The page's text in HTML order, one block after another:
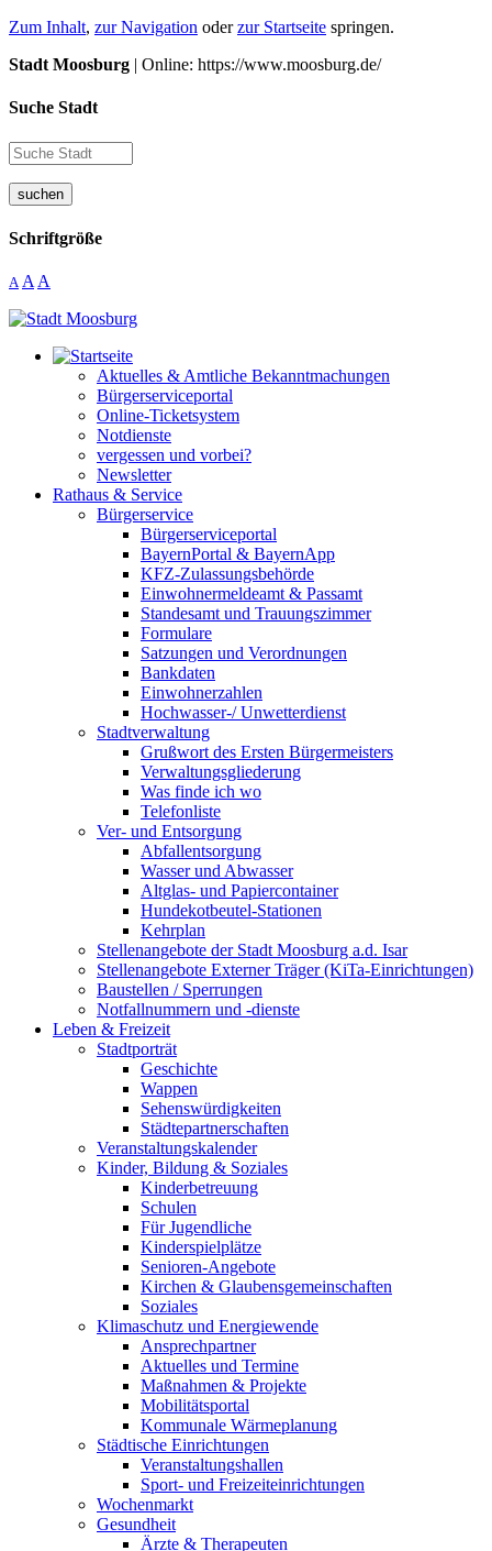
Zum Inhalt, zur Navigation oderzur Startseite springen.
Stadt Moosburg | Online: https://www.moosburg.de/
Suche Stadt
suchen
Schriftgröße
A A A
Aktuelles & Amtliche Bekanntmachungen
Bürgerserviceportal
Online-Ticketsystem
Notdienste
vergessen und vorbei?
Newsletter
Rathaus & Service
Bürgerservice
Bürgerserviceportal
BayernPortal & BayernApp
KFZ-Zulassungsbehörde
Einwohnermeldeamt & Passamt
Standesamt und Trauungszimmer
Formulare
Satzungen und Verordnungen
Bankdaten
Einwohnerzahlen
Hochwasser-/ Unwetterdienst
Stadtverwaltung
Grußwort des Ersten Bürgermeisters
Verwaltungsgliederung
Was finde ich wo
Telefonliste
Ver- und Entsorgung
Abfallentsorgung
Wasser und Abwasser
Altglas- und Papiercontainer
Hundekotbeutel-Stationen
Kehrplan
Stellenangebote der Stadt Moosburg a.d. Isar
Stellenangebote Externer Träger (KiTa-Einrichtungen)
Baustellen / Sperrungen
Notfallnummern und -dienste
Leben & Freizeit
Stadtporträt
Geschichte
Wappen
Sehenswürdigkeiten
Städtepartnerschaften
Veranstaltungskalender
Kinder, Bildung & Soziales
Kinderbetreuung
Schulen
Für Jugendliche
Kinderspielplätze
Senioren-Angebote
Kirchen & Glaubensgemeinschaften
Soziales
Klimaschutz und Energiewende
Ansprechpartner
Aktuelles und Termine
Maßnahmen & Projekte
Mobilitätsportal
Kommunale Wärmeplanung
Städtische Einrichtungen
Veranstaltungshallen
Sport- und Freizeiteinrichtungen
Wochenmarkt
Gesundheit
Ärzte & Therapeuten